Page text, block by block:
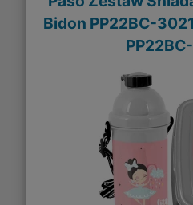
Bidon PP22BC-